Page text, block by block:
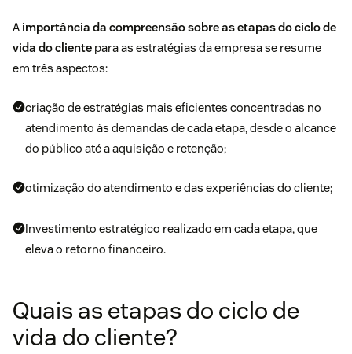
A importância da compreensão sobre as etapas do ciclo de
vida do cliente para as estratégias da empresa se resume
em três aspectos:
criação de estratégias mais eficientes concentradas no
atendimento às demandas de cada etapa, desde o alcance
do público até a aquisição e retenção;
otimização do atendimento e das experiências do cliente;
Investimento estratégico realizado em cada etapa, que
eleva o retorno financeiro.
Quais as etapas do ciclo de
vida do cliente?